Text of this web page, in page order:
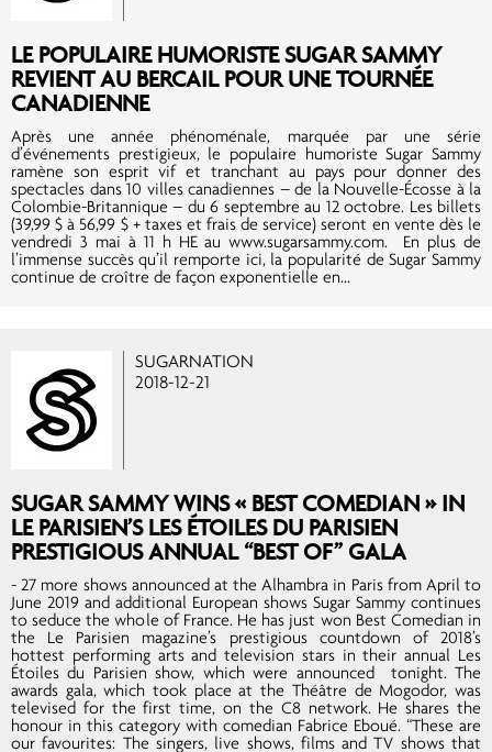
LE POPULAIRE HUMORISTE SUGAR SAMMY
REVIENT AU BERCAIL POUR UNE TOURNÉE
CANADIENNE
Après une année phénoménale, marquée par une série
d’événements prestigieux, le populaire humoriste Sugar Sammy
ramène son esprit vif et tranchant au pays pour donner des
spectacles dans 10 villes canadiennes – de la Nouvelle-Écosse à la
Colombie-Britannique – du 6 septembre au 12 octobre. Les billets
(39,99 $ à 56,99 $ + taxes et frais de service) seront en vente dès le
vendredi 3 mai à 11 h HE au www.sugarsammy.com. En plus de
l’immense succès qu’il remporte ici, la popularité de Sugar Sammy
continue de croître de façon exponentielle en...
SUGARNATION
2018-12-21
SUGAR SAMMY WINS « BEST COMEDIAN » IN
LE PARISIEN’S LES ÉTOILES DU PARISIEN
PRESTIGIOUS ANNUAL “BEST OF” GALA
- 27 more shows announced at the Alhambra in Paris from April to
June 2019 and additional European shows Sugar Sammy continues
to seduce the whole of France. He has just won Best Comedian in
the Le Parisien magazine’s prestigious countdown of 2018’s
hottest performing arts and television stars in their annual Les
Étoiles du Parisien show, which were announced tonight. The
awards gala, which took place at the Théâtre de Mogodor, was
televised for the first time, on the C8 network. He shares the
honour in this category with comedian Fabrice Eboué. “These are
our favourites: The singers, live shows, films and TV shows that